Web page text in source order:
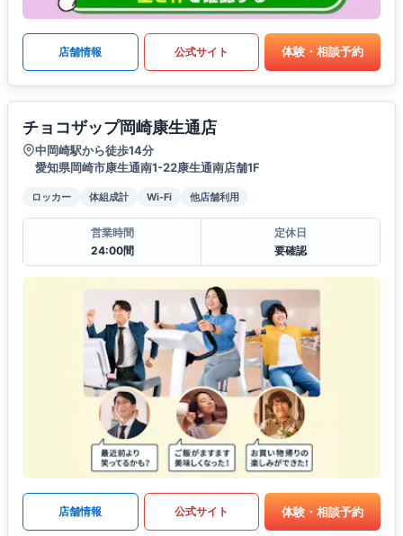
店舗情報 公式サイト 体験・相談予約
チョコザップ岡崎康生通店
中岡崎駅から徒歩14分
愛知県岡崎市康生通南1-22康生通南店舗1F
ロッカー 体組成計 Wi-Fi 他店舗利用
営業時間
24:00間
定休日
要確認
店舗情報 公式サイト 体験・相談予約